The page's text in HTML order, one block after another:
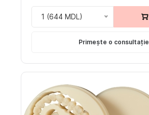
1 (644 MDL)
Primește o consultație